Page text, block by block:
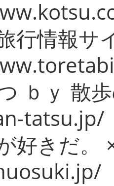
行情報サ
ｂｙ 散
tatsu.jp/
好きだ。